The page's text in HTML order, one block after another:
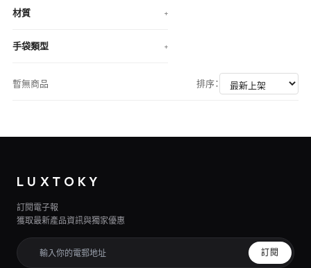
材質 +
手袋類型 +
暫無商品 排序：
LUXTOKY
訂閱電子報
獲取最新產品資訊與獨家優惠
訂閱